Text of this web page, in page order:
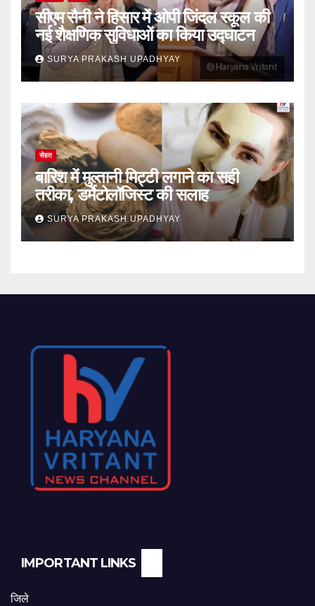
सीएम सैनी ने हिसार में ओपी जिंदल स्कूल की
नई शैक्षणिक सुविधाओं का किया उद्घाटन
SURYA PRAKASH UPADHYAY
सेहत
बारिश में मुल्तानी मिट्टी लगाने का सही
तरीका, डर्मेटोलॉजिस्ट की सलाह
SURYA PRAKASH UPADHYAY
IMPORTANT LINKS
जिले